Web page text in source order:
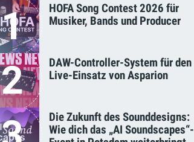
1
HOFA Song Contest 2026 für
Musiker, Bands und Producer
2
DAW-Controller-System für den
Live-Einsatz von Asparion
Die Zukunft des Sounddesigns:
Wie dich das „AI Soundscapes“-